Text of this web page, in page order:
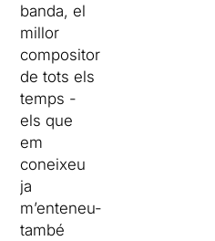
banda, el
millor
compositor
de tots els
temps -
els que
em
coneixeu
ja
m’enteneu-
també